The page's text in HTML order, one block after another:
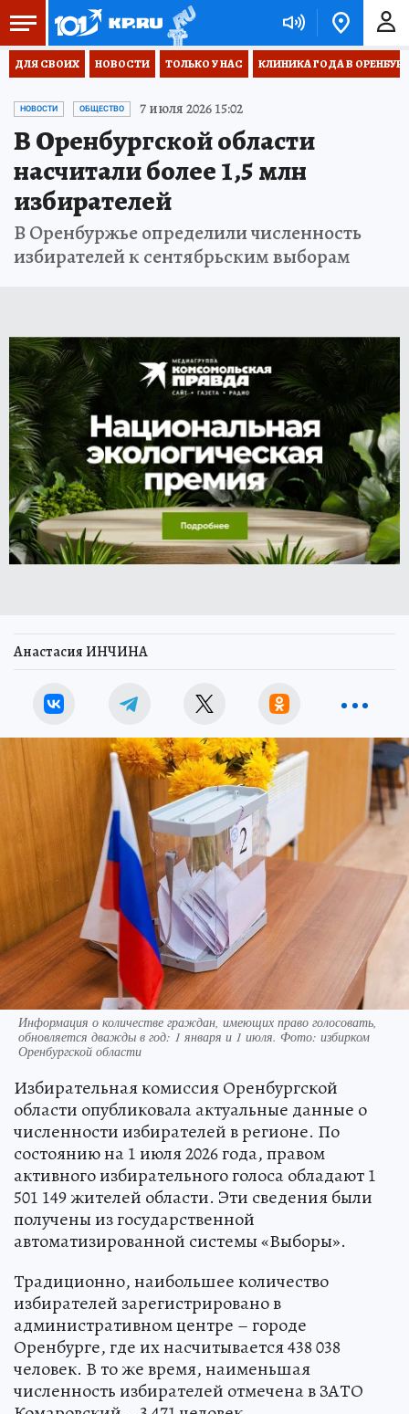
ДЛЯ СВОИХ НОВОСТИ ТОЛЬКО У НАС КЛИНИКА ГОДА В
НОВОСТИ ОБЩЕСТВО 7 июля 2026 15:02
В Оренбургской области
насчитали более 1,5 млн
избирателей
В Оренбуржье определили численность
избирателей к сентябрьским выборам
Анастасия ИНЧИНА
Информация о количестве граждан, имеющих право голосовать,
обновляется дважды в год: 1 января и 1 июля. Фото: избирком
Оренбургской области
Избирательная комиссия Оренбургской
области опубликовала актуальные данные о
численности избирателей в регионе. По
состоянию на 1 июля 2026 года, правом
активного избирательного голоса обладают 1
501 149 жителей области. Эти сведения были
получены из государственной
автоматизированной системы «Выборы».
Традиционно, наибольшее количество
избирателей зарегистрировано в
административном центре – городе
Оренбурге, где их насчитывается 438 038
человек. В то же время, наименьшая
численность избирателей отмечена в ЗАТО